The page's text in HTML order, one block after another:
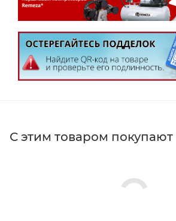
С этим товаром покупают